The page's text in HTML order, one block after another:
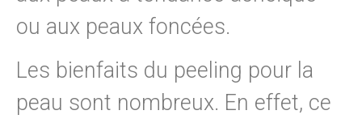
ou aux peaux foncées.
Les bienfaits du peeling pour la
peau sont nombreux. En effet, ce